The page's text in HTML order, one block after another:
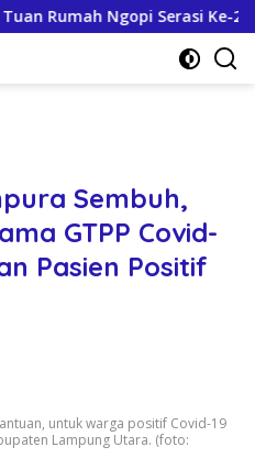
Ngopi Serasi Ke-29
Sembuh,
GTPP Covid-
Pasien Positif
untuk warga positif Covid-19
Lampung Utara. (foto: